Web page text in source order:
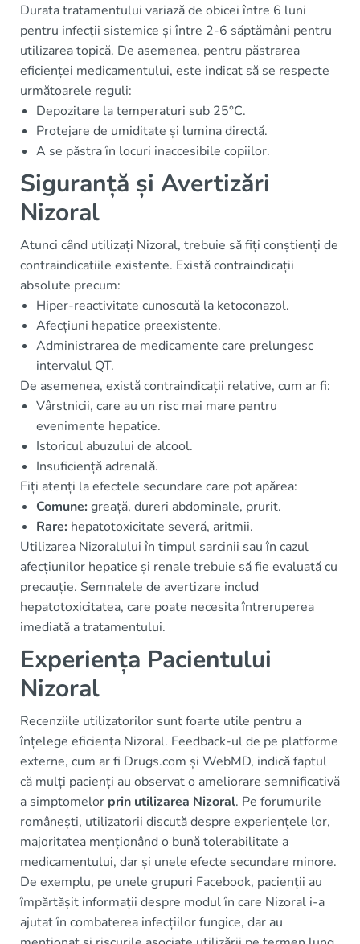
Durata tratamentului variază de obicei între 6 luni
pentru infecții sistemice și între 2-6 săptămâni pentru
utilizarea topică. De asemenea, pentru păstrarea
eficienței medicamentului, este indicat să se respecte
următoarele reguli:
Depozitare la temperaturi sub 25°C.
Protejare de umiditate și lumina directă.
A se păstra în locuri inaccesibile copiilor.
Siguranță și Avertizări
Nizoral
Atunci când utilizați Nizoral, trebuie să fiți conștienți de
contraindicatiile existente. Există contraindicații
absolute precum:
Hiper-reactivitate cunoscută la ketoconazol.
Afecțiuni hepatice preexistente.
Administrarea de medicamente care prelungesc
intervalul QT.
De asemenea, există contraindicații relative, cum ar fi:
Vârstnicii, care au un risc mai mare pentru
evenimente hepatice.
Istoricul abuzului de alcool.
Insuficiență adrenală.
Fiți atenți la efectele secundare care pot apărea:
Comune:greață, dureri abdominale, prurit.
Rare: hepatotoxicitate severă, aritmii.
Utilizarea Nizoralului în timpul sarcinii sau în cazul
afecțiunilor hepatice și renale trebuie să fie evaluată cu
precauție. Semnalele de avertizare includ
hepatotoxicitatea, care poate necesita întreruperea
imediată a tratamentului.
Experiența Pacientului
Nizoral
Recenziile utilizatorilor sunt foarte utile pentru a
înțelege eficiența Nizoral. Feedback-ul de pe platforme
externe, cum ar fi Drugs.com și WebMD, indică faptul
că mulți pacienți au observat o ameliorare semnificativă
a simptomelor prin utilizarea Nizoral. Pe forumurile
românești, utilizatorii discută despre experiențele lor,
majoritatea menționând o bună tolerabilitate a
medicamentului, dar și unele efecte secundare minore.
De exemplu, pe unele grupuri Facebook, pacienții au
împărtășit informații despre modul în care Nizoral i-a
ajutat în combaterea infecțiilor fungice, dar au